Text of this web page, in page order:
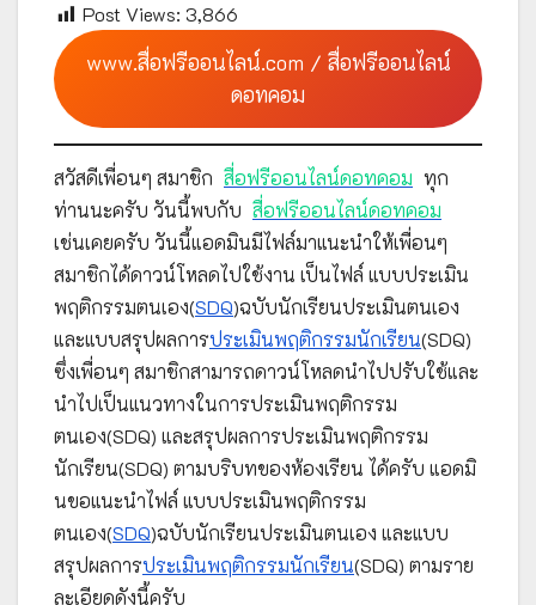
Post Views: 3,866
www.สื่อฟรีออนไลน์.com / สื่อฟรีออนไลน์
ดอทคอม
สวัสดีเพื่อนๆ สมาชิก สื่อฟรีออนไลน์ดอทคอม ทุก
ท่านนะครับ วันนี้พบกับ สื่อฟรีออนไลน์ดอทคอม
เช่นเคยครับ วันนี้แอดมินมีไฟล์มาแนะนำให้เพื่อนๆ
สมาชิกได้ดาวน์โหลดไปใช้งาน เป็นไฟล์ แบบประเมิน
พฤติกรรมตนเอง(SDQ)ฉบับนักเรียนประเมินตนเอง
และแบบสรุปผลการประเมินพฤติกรรมนักเรียน(SDQ)
ซึ่งเพื่อนๆ สมาชิกสามารถดาวน์โหลดนำไปปรับใช้และ
นำไปเป็นแนวทางในการประเมินพฤติกรรม
ตนเอง(SDQ) และสรุปผลการประเมินพฤติกรรม
นักเรียน(SDQ) ตามบริบทของห้องเรียน ได้ครับ แอดมิ
นขอแนะนำไฟล์ แบบประเมินพฤติกรรม
ตนเอง(SDQ)ฉบับนักเรียนประเมินตนเอง และแบบ
สรุปผลการประเมินพฤติกรรมนักเรียน(SDQ) ตามราย
ละเอียดดังนี้ครับ